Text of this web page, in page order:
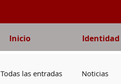
Inicio Identidad
Todas las entradas Noticias